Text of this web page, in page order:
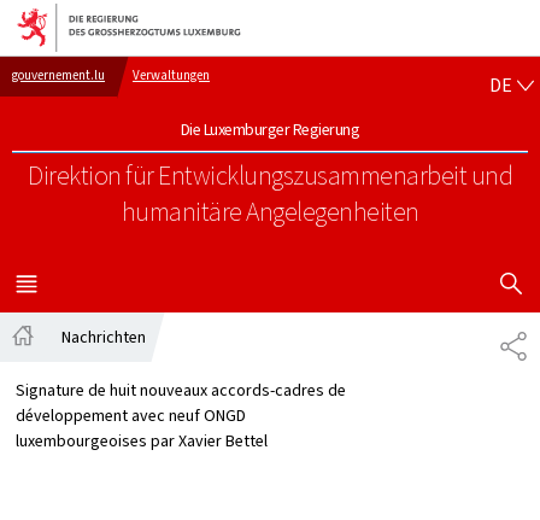
Zur Hauptnavigation
Zum Inhalt
gouvernement.lu Verwaltungen
Die Luxemburger Regierung
Direktion für Entwicklungszusammenarbeitund
humanitäre Angelegenheiten
DE
MENÜ
HAUPT-
Nachrichten
Signature de huit nouveaux accords-cadres de
développement avec neuf ONGD
luxembourgeoises par Xavier Bettel